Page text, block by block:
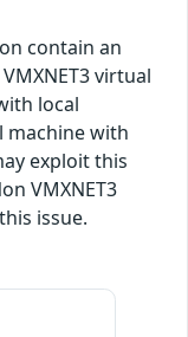
contain an
virtual
local
machine with
exploit this
VMXNET3
issue.